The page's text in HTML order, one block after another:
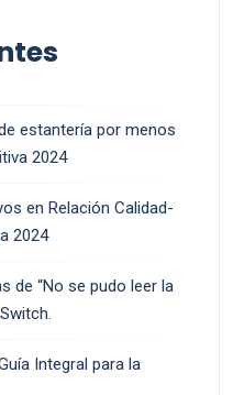
estantería por menos
2024
en Relación Calidad-
2024
de “No se pudo leer la
Integral para la